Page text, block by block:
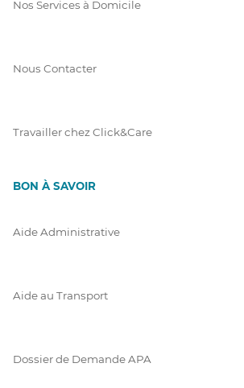
Nos Services à Domicile
Nous Contacter
Travailler chez Click&Care
BON À SAVOIR
Aide Administrative
Aide au Transport
Dossier de Demande APA